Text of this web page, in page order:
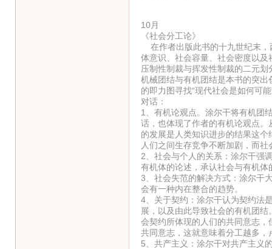
10月
《社会分工论》
在作者出版此书的十九世纪末，
体意识、社会容量、社会密度以
压制性制裁与挥发性制裁的二元
机械团结与有机团结是本书的突
的即力图寻找“现代社会是如何可
对话：
1、有机论观点。涂尔干将有机团
话，也体现了作者的有机论观点
的发展是人类知识进步的结果这
人们之间生存竞争不断加剧，而
2、社会与个人的关系：涂尔干强
有机体的论述，承认社会与有机
3、社会失范的解决方式：涂尔干
会有一种内在整合的趋势。
4、关于契约：涂尔干认为契约法
展，以及由此导致社会的有机团
会契约所体现的人们的共同意志
共同意志，这就意味着分工越多，
5、共产主义：涂尔干对共产主义